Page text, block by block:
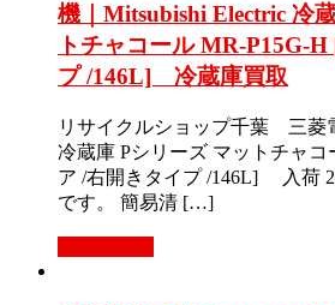
機｜Mitsubishi Electric 冷
トチャコール MR-P15G-
プ /146L] 冷蔵庫買取
リサイクルショップ千葉 三菱
冷蔵庫 Pシリーズ マットチャコ
ア /右開きタイプ /146L] 入荷
です。 簡易清 […]